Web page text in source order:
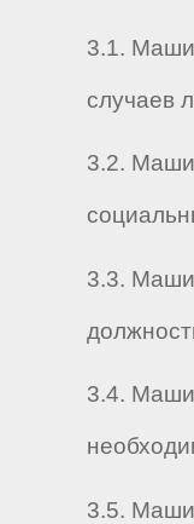
3.1.
случаев
3.2.
3.3.
3.4.
3.5.